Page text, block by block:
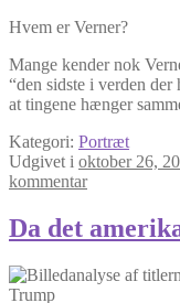
Hvem er Verner?
Mange kender nok
“den sidste i verden der
at tingene hænger
Kategori: Portræt
Udgivet i oktober 26,
kommentar
Da det